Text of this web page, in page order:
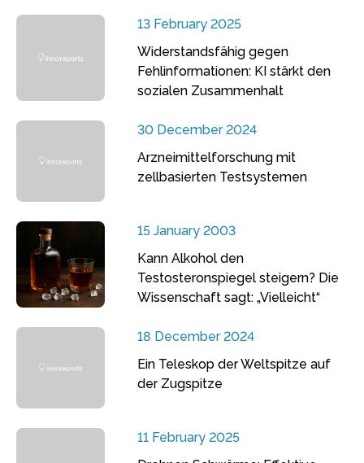
13 February 2025
Widerstandsfähig gegen
Fehlinformationen: KI stärkt den
sozialen Zusammenhalt
30 December 2024
Arzneimittelforschung mit
zellbasierten Testsystemen
15 January 2003
Kann Alkohol den
Testosteronspiegel steigern? Die
Wissenschaft sagt: „Vielleicht“
18 December 2024
Ein Teleskop der Weltspitze auf
der Zugspitze
11 February 2025